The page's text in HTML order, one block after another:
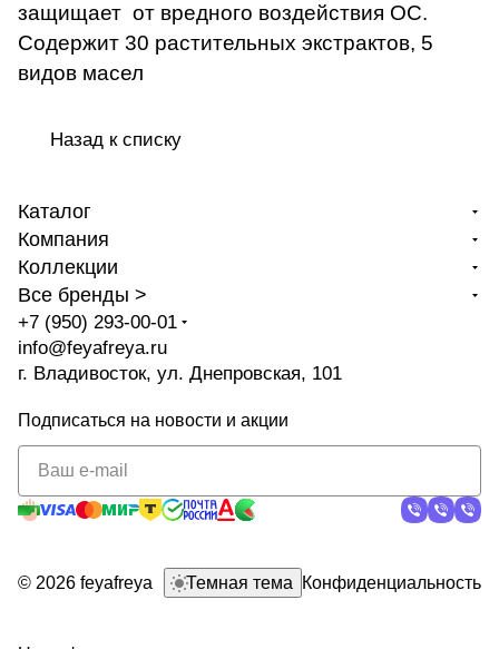
защищает от вредного воздействия ОС.
Содержит 30 растительных экстрактов, 5
видов масел
Назад к списку
Каталог
Компания
Коллекции
Все бренды >
+7 (950) 293-00-01
info@feyafreya.ru
г. Владивосток, ул. Днепровская, 101
Подписаться на новости и акции
© 2026 feyafreya Темная тема Конфиденциальность